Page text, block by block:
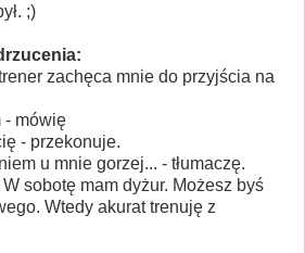
;)
zachęca mnie do przyjścia na
- mówię
- przekonuje.
u mnie gorzej... - tłumaczę.
sobotę mam dyżur. Możesz byś
Wtedy akurat trenuję z